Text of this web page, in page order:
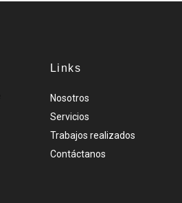
Links
Nosotros
Servicios
Trabajos realizados
Contáctanos